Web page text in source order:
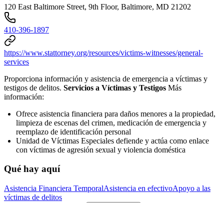
120 East Baltimore Street, 9th Floor, Baltimore, MD 21202
410-396-1897
https://www.stattorney.org/resources/victims-witnesses/general-
services
Proporciona información y asistencia de emergencia a víctimas y
testigos de delitos. Servicios a Víctimas y Testigos Más
información:
Ofrece asistencia financiera para daños menores a la propiedad,
limpieza de escenas del crimen, medicación de emergencia y
reemplazo de identificación personal
Unidad de Víctimas Especiales defiende y actúa como enlace
con víctimas de agresión sexual y violencia doméstica
Qué hay aquí
Asistencia Financiera TemporalAsistencia en efectivoApoyo a las
víctimas de delitos